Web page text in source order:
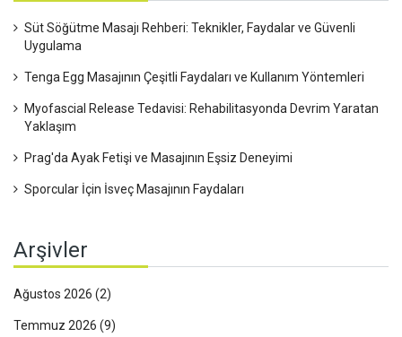
Süt Söğütme Masajı Rehberi: Teknikler, Faydalar ve Güvenli
Uygulama
Tenga Egg Masajının Çeşitli Faydaları ve Kullanım Yöntemleri
Myofascial Release Tedavisi: Rehabilitasyonda Devrim Yaratan
Yaklaşım
Prag'da Ayak Fetişi ve Masajının Eşsiz Deneyimi
Sporcular İçin İsveç Masajının Faydaları
Arşivler
Ağustos 2026 (2)
Temmuz 2026 (9)